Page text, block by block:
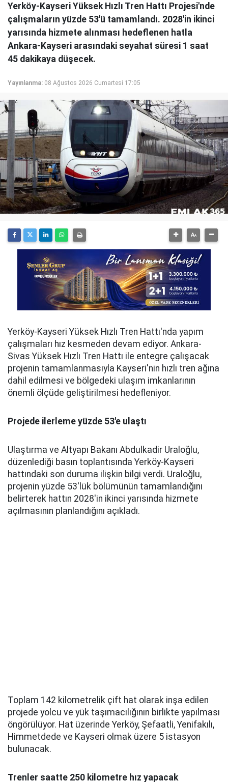
Yerköy-Kayseri Yüksek Hızlı Tren Hattı Projesi'nde
çalışmaların yüzde 53'ü tamamlandı. 2028'in ikinci
yarısında hizmete alınması hedeflenen hatla
Ankara-Kayseri arasındaki seyahat süresi 1 saat
45 dakikaya düşecek.
Yayınlanma: 08 Ağustos 2026 Cumartesi 17:05
Yerköy-Kayseri Yüksek Hızlı Tren Hattı'nda yapım
çalışmaları hız kesmeden devam ediyor. Ankara-
Sivas Yüksek Hızlı Tren Hattı ile entegre çalışacak
projenin tamamlanmasıyla Kayseri'nin hızlı tren ağına
dahil edilmesi ve bölgedeki ulaşım imkanlarının
önemli ölçüde geliştirilmesi hedefleniyor.
Projede ilerleme yüzde 53'e ulaştı
Ulaştırma ve Altyapı Bakanı Abdulkadir Uraloğlu,
düzenlediği basın toplantısında Yerköy-Kayseri
hattındaki son duruma ilişkin bilgi verdi. Uraloğlu,
projenin yüzde 53'lük bölümünün tamamlandığını
belirterek hattın 2028'in ikinci yarısında hizmete
açılmasının planlandığını açıkladı.
Toplam 142 kilometrelik çift hat olarak inşa edilen
projede yolcu ve yük taşımacılığının birlikte yapılması
öngörülüyor. Hat üzerinde Yerköy, Şefaatli, Yenifakılı,
Himmetdede ve Kayseri olmak üzere 5 istasyon
bulunacak.
Trenler saatte 250 kilometre hız yapacak